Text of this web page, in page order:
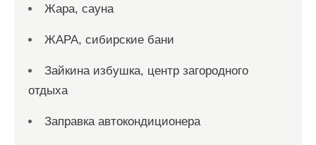
Жара, сауна
ЖАРА, сибирские бани
Зайкина избушка, центр загородного
отдыха
Заправка автокондиционера